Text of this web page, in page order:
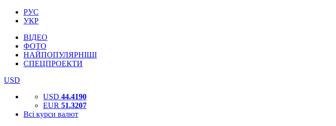
РУС
УКР
ВІДЕО
ФОТО
НАЙПОПУЛЯРНІШІ
СПЕЦПРОЕКТИ
USD
USD 44.4190
EUR 51.3207
Всі курси валют